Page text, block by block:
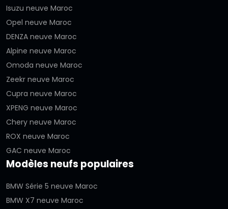
Isuzu neuve Maroc
Opel neuve Maroc
DENZA neuve Maroc
Alpine neuve Maroc
Omoda neuve Maroc
Zeekr neuve Maroc
Cupra neuve Maroc
XPENG neuve Maroc
Chery neuve Maroc
ROX neuve Maroc
GAC neuve Maroc
Modèles neufs populaires
BMW Série 5 neuve Maroc
BMW X7 neuve Maroc